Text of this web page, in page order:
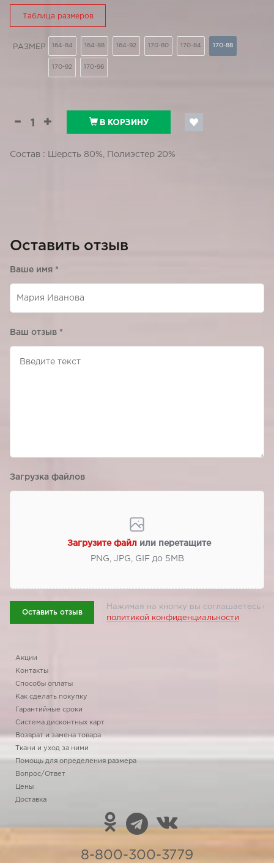
Таблица размеров
РАЗМЕР 164-84 164-88 164-92 170-80 170-84 170-88
170-92 170-96
В КОРЗИНУ
Состав : Шерсть 80%, Полиэстер 20%
Оставить отзыв
Ваше имя *
Ваш отзыв *
Загрузка файлов
Загрузите файл или перетащите
PNG, JPG, GIF до 5МВ
Оставить отзыв
Нажимая на кнопку вы соглашаетесь с
политикой конфиденциальности
Акции
Контакты
Способы оплаты
Как сделать покупку
Гарантийные сроки
Система дисконтных карт
Возврат и замена товара
Ткани и уход за ними
Помощь для определения размера
Вопрос/Ответ
Цены
Доставка
8-800-300-3779